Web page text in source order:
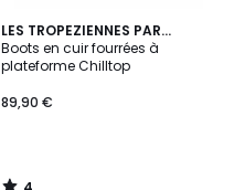
LES TROPEZIENNES PAR
M.BELARBI
Boots en cuir fourrées à
plateforme Chilltop
89,90 €
4
/
5